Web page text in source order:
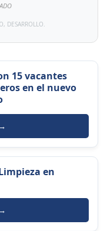
DESARROLLO.
15 vacantes
en el nuevo
en